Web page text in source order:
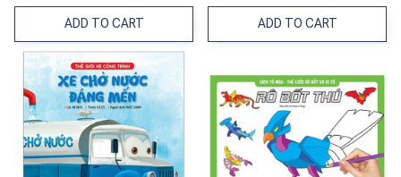
ADD TO CART ADD TO CART